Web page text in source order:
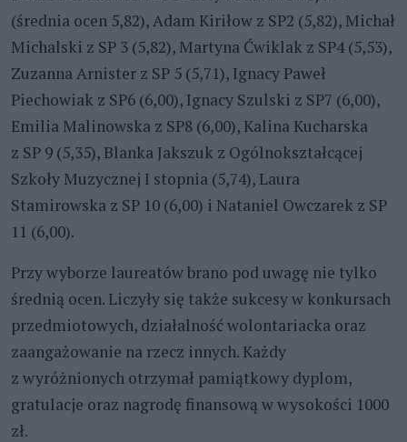
(średnia ocen 5,82), Adam Kiriłow z SP2 (5,82), Michał
Michalski z SP 3 (5,82), Martyna Ćwiklak z SP4 (5,53),
Zuzanna Arnister z SP 5 (5,71), Ignacy Paweł
Piechowiak z SP6 (6,00), Ignacy Szulski z SP7 (6,00),
Emilia Malinowska z SP8 (6,00), Kalina Kucharska
z SP 9 (5,35), Blanka Jakszuk z Ogólnokształcącej
Szkoły Muzycznej I stopnia (5,74), Laura
Stamirowska z SP 10 (6,00) i Nataniel Owczarek z SP
11 (6,00).
Przy wyborze laureatów brano pod uwagę nie tylko
średnią ocen. Liczyły się także sukcesy w konkursach
przedmiotowych, działalność wolontariacka oraz
zaangażowanie na rzecz innych. Każdy
z wyróżnionych otrzymał pamiątkowy dyplom,
gratulacje oraz nagrodę finansową w wysokości 1000
zł.